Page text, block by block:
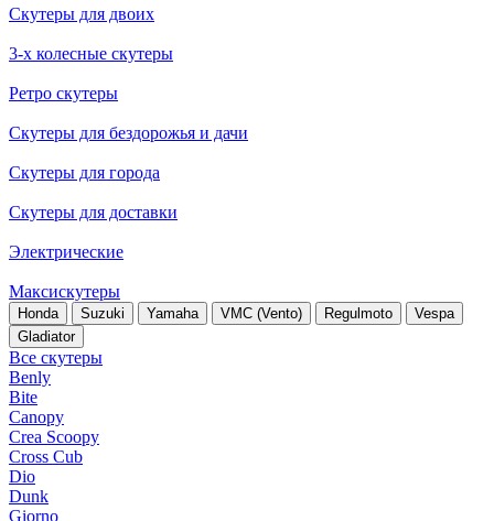
Скутеры для двоих
3-х колесные скутеры
Ретро скутеры
Скутеры для бездорожья и дачи
Скутеры для города
Скутеры для доставки
Электрические
Максискутеры
Honda Suzuki Yamaha VMC (Vento) Regulmoto
Vespa
Gladiator
Все скутеры
Benly
Bite
Canopy
Crea Scoopy
Cross Cub
Dio
Dunk
Giorno